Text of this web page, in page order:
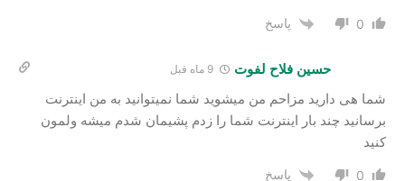
0 پاسخ
حسین فلاح لفوت
شما هی دارید مزاحم من میشوید شما نمیتوانید به من اینترنت
برسانید چند بار اینترنت شما را زدم پشیمان شدم میشه ولمون
کنید
0 پاسخ